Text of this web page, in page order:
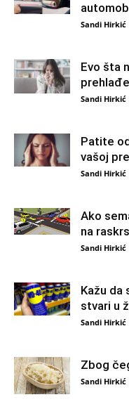
Sandi Hirkić
Evo šta
Sandi Hirkić
Patite
vašoj
Sandi Hirkić
Ako
na
Sandi Hirkić
Kažu da
stvari u
Sandi Hirkić
Zbog
Sandi Hirkić